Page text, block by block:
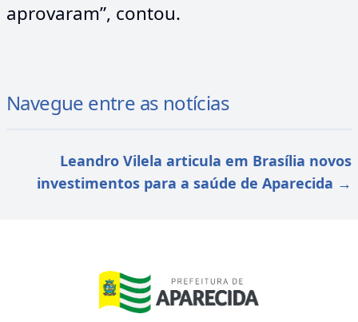
aprovaram”, contou.
Navegue entre as notícias
Leandro Vilela articula em Brasília novos
investimentos para a saúde de Aparecida →